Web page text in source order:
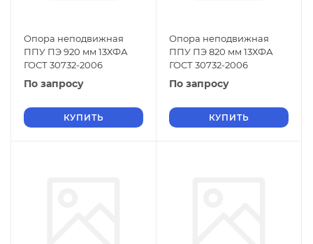
Опора неподвижная
ППУ ПЭ 920 мм 13ХФА
ГОСТ 30732-2006
По запросу
КУПИТЬ
Опора неподвижная
ППУ ПЭ 820 мм 13ХФА
ГОСТ 30732-2006
По запросу
КУПИТЬ